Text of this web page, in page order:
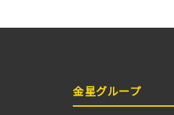
金星グループ